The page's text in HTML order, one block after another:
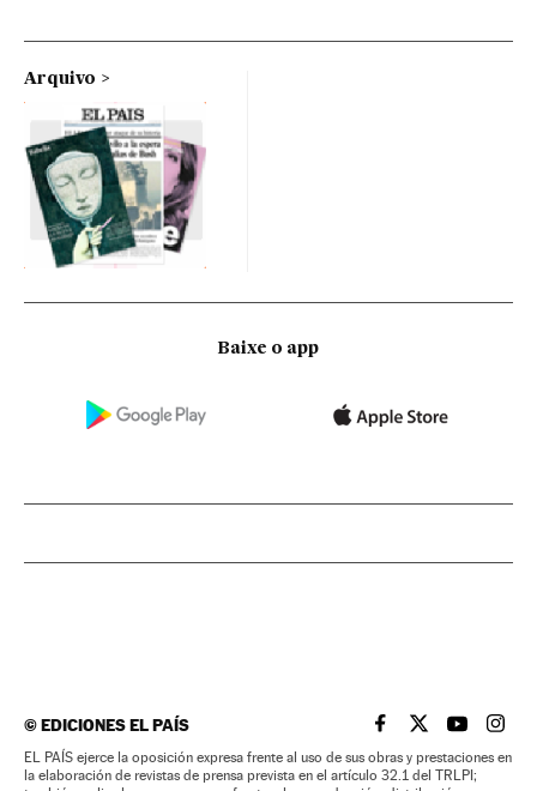
Arquivo
Baixe o app
©EDICIONES EL PAÍS EL PAÍS BRASIL EN
EL PAÍSEL PAÍS
EL
EL PAÍS ejerce la oposición expresa frente al uso de sus obras y prestaciones en
la elaboración de revistas de prensa prevista en el artículo 32.1 del TRLPI;